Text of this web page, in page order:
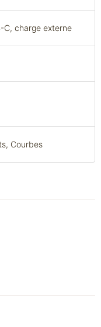
C, charge externe
Courbes